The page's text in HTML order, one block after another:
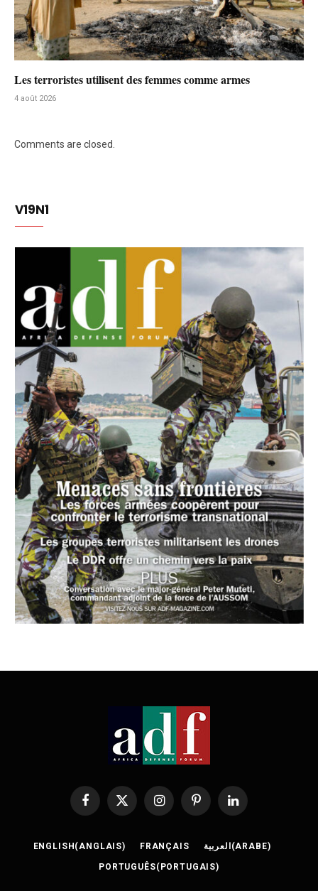
Les terroristes utilisent des femmes comme armes
4 août 2026
Comments are closed.
V19N1
Facebook
X
InstagramPinterestLinkedIn
ENGLISH (ANGLAIS) FRANÇAIS العربية (ARABE)
PORTUGUÊS( PORTUGAIS)